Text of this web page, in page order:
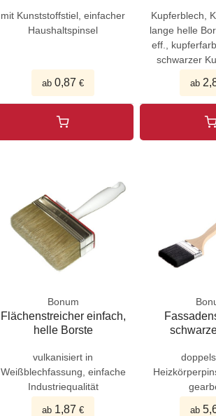
mit Kunststoffstiel, einfacher
Haushaltspinsel
ab0,87 €
Kupferblech,
lange helle
eff.,
schwarzer
ab
Bonum
Flächenstreicher einfach,
helle Borste
vulkanisiert in
Weißblechfassung, einfache
Industriequalität
ab 1,87 € ab